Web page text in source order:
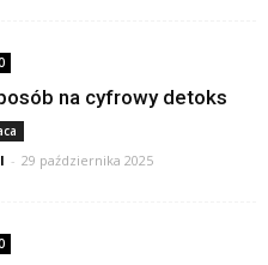
na cyfrowy detoks
- 29 października 2025